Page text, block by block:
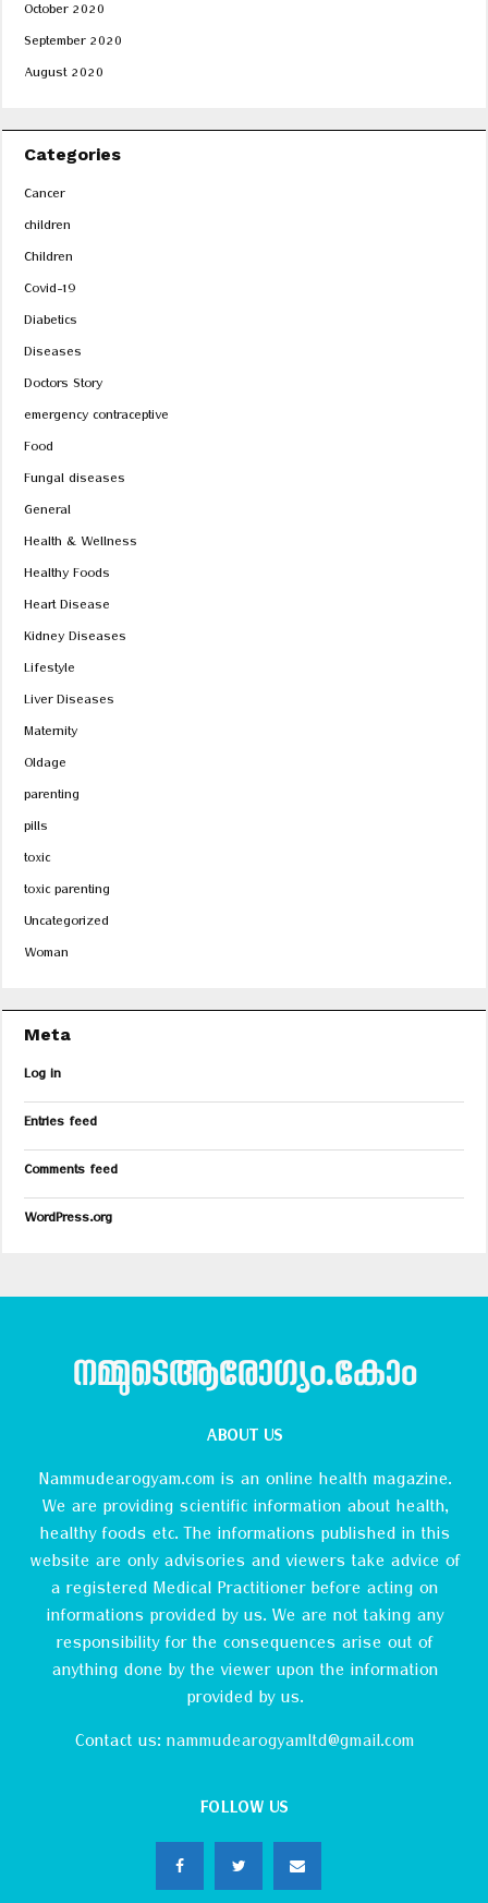
October 2020
September 2020
August 2020
Categories
Cancer
children
Children
Covid-19
Diabetics
Diseases
Doctors Story
emergency contraceptive
Food
Fungal diseases
General
Health & Wellness
Healthy Foods
Heart Disease
Kidney Diseases
Lifestyle
Liver Diseases
Maternity
Oldage
parenting
pills
toxic
toxic parenting
Uncategorized
Woman
Meta
Log in
Entries feed
Comments feed
WordPress.org
നമ്മുടെആരോഗ്യം.കോം
ABOUT US
Nammudearogyam.com is an online health magazine.
We are providing scientific information about health,
healthy foods etc. The informations published in this
website are only advisories and viewers take advice of
a registered Medical Practitioner before acting on
informations provided by us. We are not taking any
responsibility for the consequences arise out of
anything done by the viewer upon the information
provided by us.
Contact us: nammudearogyamltd@gmail.com
FOLLOW US